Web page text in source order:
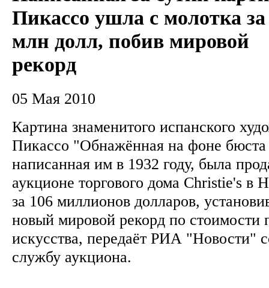
Пикассо ушла с молотка за
млн долл, побив мировой
рекорд
05 Мая 2010
Картина знаменитого испанского
Пикассо "Обнажённая на фоне бюста
написанная им в 1932 году, была
аукционе торгового дома Christie's в
за 106 миллионов долларов,
новый мировой рекорд по стоимости
искусства, передаёт РИА "Новости"
службу аукциона.